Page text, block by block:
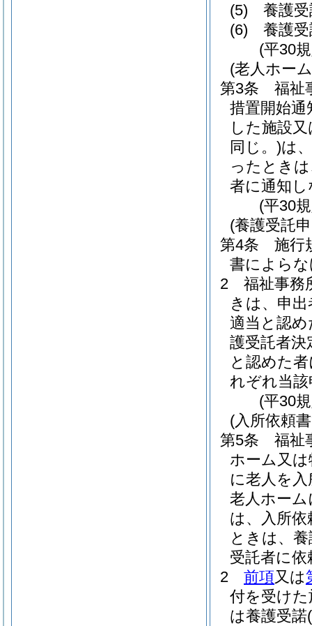
(5)
養護
(6)
養護
(平30
(老人ホー
第3条
福祉
措置開始
した施設
同じ。)は
ったとき
者に通知
(平30
(養護受託
第4条
施行
書によら
2
福祉事務
きは、申
適当と認
護受託者
と認めた
れぞれ当
(平30
(入所依頼
第5条
福祉
ホーム又
に老人を
老人ホー
は、入所
ときは、
受託者に
2
前項又は
付を受け
は養護受諾